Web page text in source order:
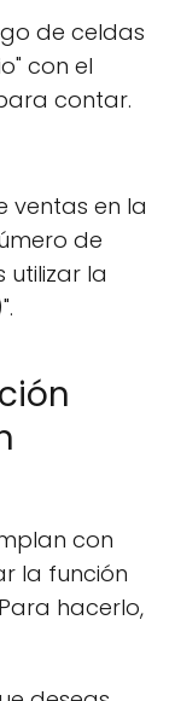
de celdas
con el
contar.
ventas en la
de
utilizar la
con
la función
hacerlo,